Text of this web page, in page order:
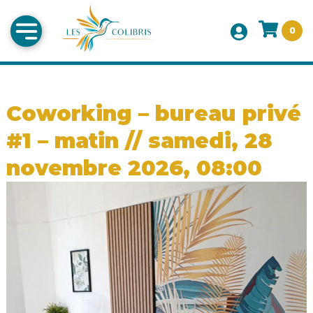
0
Coworking – bureau privé
#1 – matin // samedi, 28
novembre 2026, 08:00